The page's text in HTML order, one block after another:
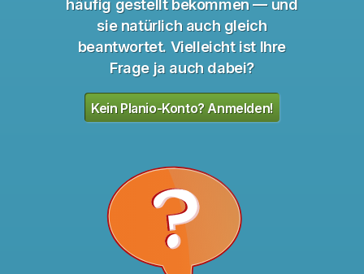
häufig gestellt bekommen — und
sie natürlich auch gleich
beantwortet. Vielleicht ist Ihre
Frage ja auch dabei?
Kein Planio-Konto? Anmelden!